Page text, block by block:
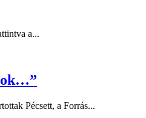
a...
Pécsett, a Forrás...